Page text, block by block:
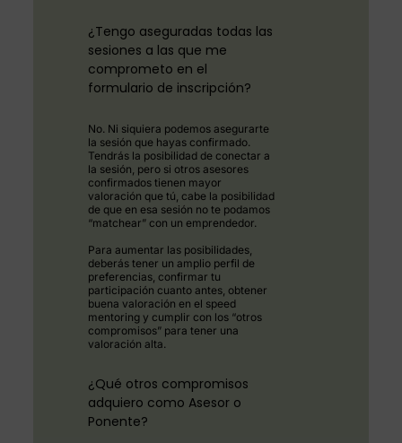
¿Tengo aseguradas todas las
sesiones a las que me
comprometo en el
formulario de inscripción?
No. Ni siquiera podemos asegurarte
la sesión que hayas confirmado.
Tendrás la posibilidad de conectar a
la sesión, pero si otros asesores
confirmados tienen mayor
valoración que tú, cabe la posibilidad
de que en esa sesión no te podamos
“matchear” con un emprendedor.
Para aumentar las posibilidades,
deberás tener un amplio perfil de
preferencias, confirmar tu
participación cuanto antes, obtener
buena valoración en el speed
mentoring y cumplir con los “otros
compromisos” para tener una
valoración alta.
¿Qué otros compromisos
adquiero como Asesor o
Ponente?